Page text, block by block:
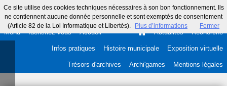
Ce site utilise des cookies techniques nécessaires à son bon fonctionnement. Ils
ne contiennent aucune donnée personnelle et sont exemptés de consentement
(Article 82 de la Loi Informatique et Libertés).
Plus d’informations Fermer
Menu Identifiez-vous Accueil Actualités Recherche
Infos pratiques Histoire municipale Exposition virtuelle
Trésors d'archives Archi'games Mentions légales